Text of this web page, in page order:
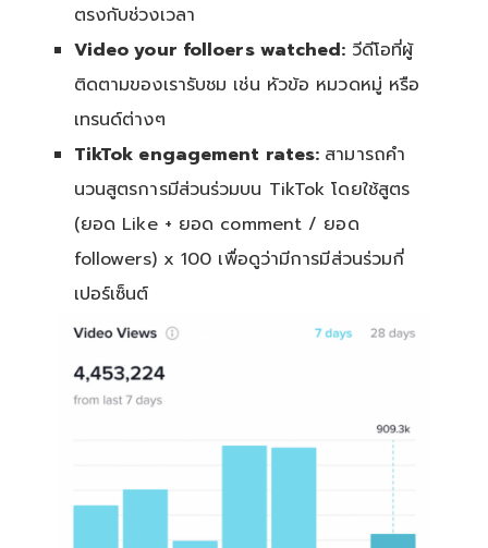
ตรงกับช่วงเวลา
Video your folloers watched: วีดีโอที่ผู้
ติดตามของเรารับชม เช่น หัวข้อ หมวดหมู่ หรือ
เทรนด์ต่างๆ
TikTok engagement rates: สามารถคำ
นวนสูตรการมีส่วนร่วมบน TikTok โดยใช้สูตร
(ยอด Like + ยอด comment / ยอด
followers) x 100 เพื่อดูว่ามีการมีส่วนร่วมกี่
เปอร์เซ็นต์